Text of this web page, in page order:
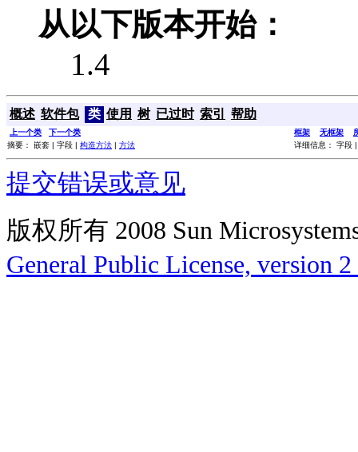
从以下版本开始：
1.4
概述 软件包 类 使用 树 已过时 索引 帮助
上一个类 下一个类 框架 无框架
摘要： 嵌套 | 字段 | 构造方法 | 方法 详细信息： 字段
提交错误或意见
版权所有 2008 Sun
General Public License, version